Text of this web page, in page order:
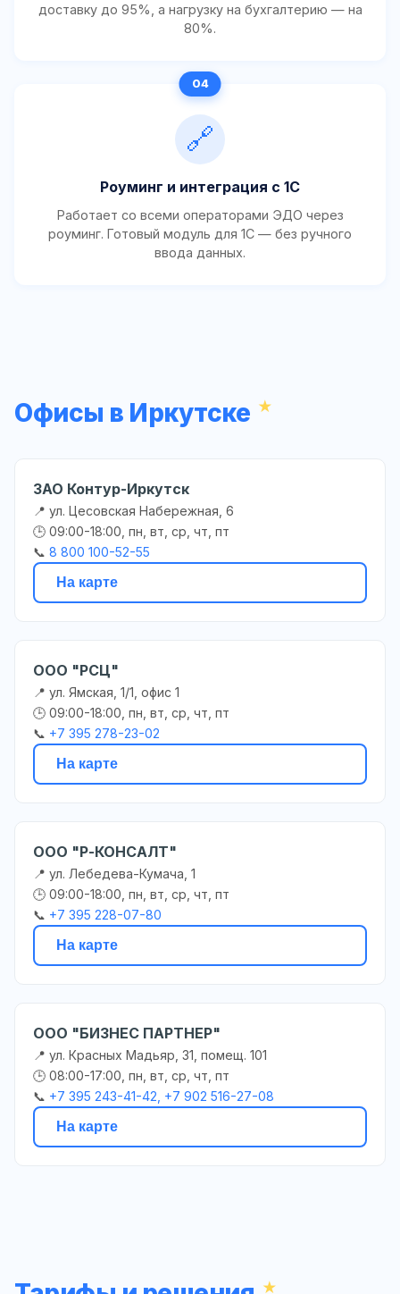
доставку до 95%, а нагрузку на бухгалтерию — на
80%.
🔗
Роуминг и интеграция с 1С
Работает со всеми операторами ЭДО через
роуминг. Готовый модуль для 1С — без ручного
ввода данных.
Офисы в Иркутске
ЗАО Контур-Иркутск
📍 ул. Цесовская Набережная, 6
🕒 09:00-18:00, пн, вт, ср, чт, пт
📞 8 800 100-52-55
На карте
ООО "РСЦ"
📍 ул. Ямская, 1/1, офис 1
🕒 09:00-18:00, пн, вт, ср, чт, пт
📞 +7 395 278-23-02
На карте
ООО "Р-КОНСАЛТ"
📍 ул. Лебедева-Кумача, 1
🕒 09:00-18:00, пн, вт, ср, чт, пт
📞 +7 395 228-07-80
На карте
ООО "БИЗНЕС ПАРТНЕР"
📍 ул. Красных Мадьяр, 31, помещ. 101
🕒 08:00-17:00, пн, вт, ср, чт, пт
📞 +7 395 243-41-42, +7 902 516-27-08
На карте